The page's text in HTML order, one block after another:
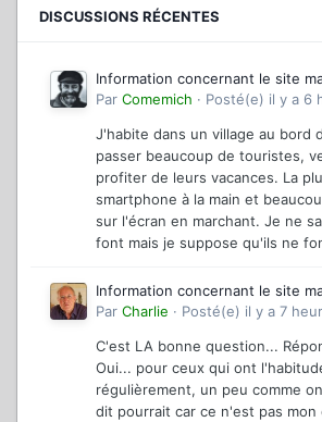
DISCUSSIONS RÉCENTES
Information concernant le site
Par Comemich · Posté(e) il y a 6
J'habite dans un village au bord
passer beaucoup de touristes,
profiter de leurs vacances. La
smartphone à la main et
sur l'écran en marchant. Je ne
font mais je suppose qu'ils ne
Information concernant le site
Par Charlie · Posté(e) il y a 7
C'est LA bonne question...
Oui... pour ceux qui ont
régulièrement, un peu comme
dit pourrait car ce n'est pas mon